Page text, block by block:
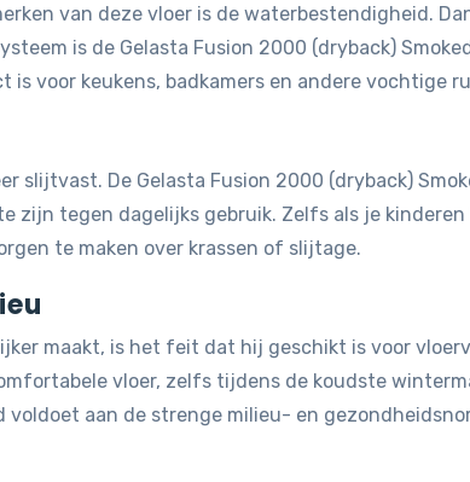
van deze vloer is de waterbestendigheid.
is de Gelasta Fusion 2000 (dryback)
voor keukens, badkamers en andere vochtige
slijtvast. De Gelasta Fusion 2000 (dryback)
zijn tegen dagelijks gebruik. Zelfs als je
te maken over krassen of slijtage.
maakt, is het feit dat hij geschikt is voor
vloer, zelfs tijdens de koudste
voldoet aan de strenge milieu- en